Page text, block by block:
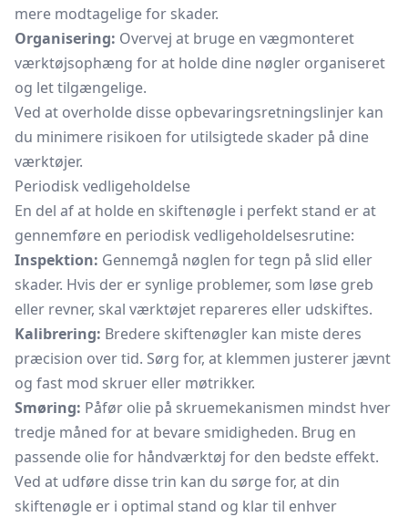
mere modtagelige for skader.
Organisering: Overvej at bruge en vægmonteret
værktøjsophæng for at holde dine nøgler organiseret
og let tilgængelige.
Ved at overholde disse opbevaringsretningslinjer kan
du minimere risikoen for utilsigtede skader på dine
værktøjer.
Periodisk vedligeholdelse
En del af at holde en skiftenøgle i perfekt stand er at
gennemføre en periodisk vedligeholdelsesrutine:
Inspektion: Gennemgå nøglen for tegn på slid eller
skader. Hvis der er synlige problemer, som løse greb
eller revner, skal værktøjet repareres eller udskiftes.
Kalibrering: Bredere skiftenøgler kan miste deres
præcision over tid. Sørg for, at klemmen justerer jævnt
og fast mod skruer eller møtrikker.
Smøring: Påfør olie på skruemekanismen mindst hver
tredje måned for at bevare smidigheden. Brug en
passende olie for håndværktøj for den bedste effekt.
Ved at udføre disse trin kan du sørge for, at din
skiftenøgle er i optimal stand og klar til enhver